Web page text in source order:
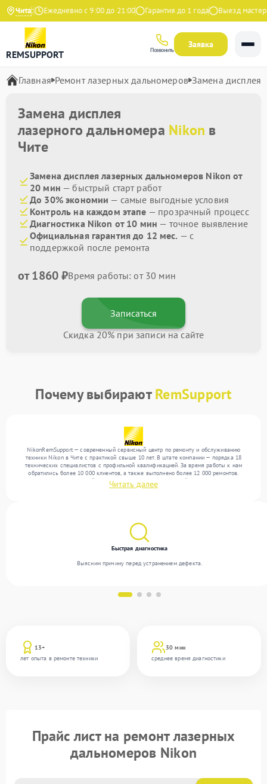
Чита Ежедневно с 9:00 до 21:00 Гарантия до 1 года Выезд мастера
REMSUPPORT Позвонить
Заявка
Главная Ремонт лазерных дальномеров Замена дисплея
Замена дисплея
лазерного дальномера Nikon в
Чите
Замена дисплея лазерных дальномеров Nikon от
20 мин — быстрый старт работ
До 30% экономии — самые выгодные условия
Контроль на каждом этапе — прозрачный процесс
Диагностика Nikon от 10 мин — точное выявление
Официальная гарантия до 12 мес. — с
поддержкой после ремонта
от 1860 ₽Время работы: от 30 мин
Записаться
Скидка 20% при записи на сайте
Почему выбираютRemSupport
NikonRemSupport — современный сервисный центр по ремонту и обслуживанию
техники Nikon в Чите с практикой свыше 10 лет. В штате компании — порядка 18
технических специалистов с профильной квалификацией. За время работы к нам
обратились более 10 000 клиентов, а также выполнено более 12 000 ремонтов.
Ежемесячно в сервисный центр поступает более 300 устройств, включая , , . Мы
беремся за задачи любой сложности и предлагаем стабильный уровень сервиса
Читать далее
13+
лет опыта в ремонте техники
30 мин
среднее время диагностики
Быстрая диагностика
Выясним причину перед устранением дефекта.
Прайс лист на ремонт лазерных
дальномеров Nikon